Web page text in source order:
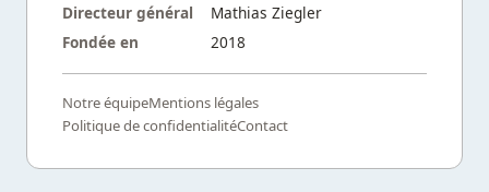
Directeur général
Mathias Ziegler
Fondée en
2018
Notre équipeMentions légales
Politique de confidentialitéContact